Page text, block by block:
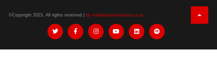
©Copyright 2023. All rights reserved | by mediaasuransinews.co.id.